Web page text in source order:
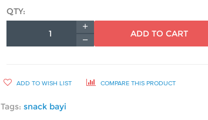
QTY:
ADD TO CART
ADD TO WISH LIST COMPARE THIS PRODUCT
Tags: snack bayi